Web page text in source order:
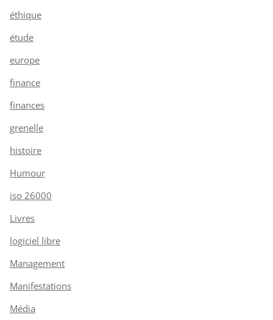
éthique
étude
europe
finance
finances
grenelle
histoire
Humour
iso 26000
Livres
logiciel libre
Management
Manifestations
Média